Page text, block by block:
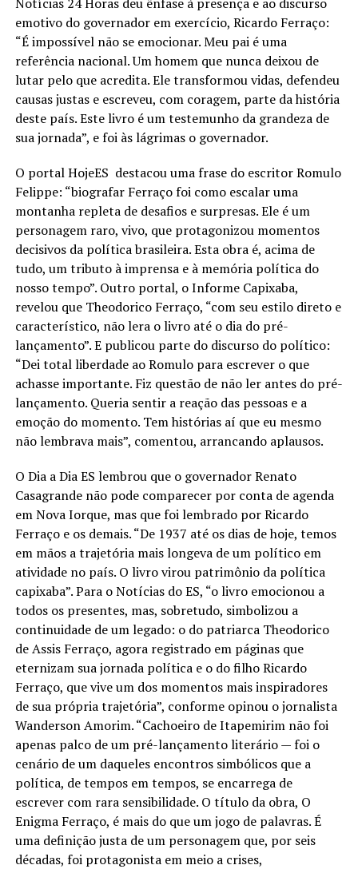
emotivo do governador em exercício, Ricardo Ferraço:
“É impossível não se emocionar. Meu pai é uma
referência nacional. Um homem que nunca deixou de
lutar pelo que acredita. Ele transformou vidas, defendeu
causas justas e escreveu, com coragem, parte da história
deste país. Este livro é um testemunho da grandeza de
sua jornada”, e foi às lágrimas o governador.
O portal HojeES destacou uma frase do escritor Romulo
Felippe: “biografar Ferraço foi como escalar uma
montanha repleta de desafios e surpresas. Ele é um
personagem raro, vivo, que protagonizou momentos
decisivos da política brasileira. Esta obra é, acima de
tudo, um tributo à imprensa e à memória política do
nosso tempo”. Outro portal, o Informe Capixaba,
revelou que Theodorico Ferraço, “com seu estilo direto e
característico, não lera o livro até o dia do pré-
lançamento”. E publicou parte do discurso do político:
“Dei total liberdade ao Romulo para escrever o que
achasse importante. Fiz questão de não ler antes do pré-
lançamento. Queria sentir a reação das pessoas e a
emoção do momento. Tem histórias aí que eu mesmo
não lembrava mais”, comentou, arrancando aplausos.
O Dia a Dia ES lembrou que o governador Renato
Casagrande não pode comparecer por conta de agenda
em Nova Iorque, mas que foi lembrado por Ricardo
Ferraço e os demais. “De 1937 até os dias de hoje, temos
em mãos a trajetória mais longeva de um político em
atividade no país. O livro virou patrimônio da política
capixaba”. Para o Notícias do ES, “o livro emocionou a
todos os presentes, mas, sobretudo, simbolizou a
continuidade de um legado: o do patriarca Theodorico
de Assis Ferraço, agora registrado em páginas que
eternizam sua jornada política e o do filho Ricardo
Ferraço, que vive um dos momentos mais inspiradores
de sua própria trajetória”, conforme opinou o jornalista
Wanderson Amorim. “Cachoeiro de Itapemirim não foi
apenas palco de um pré-lançamento literário — foi o
cenário de um daqueles encontros simbólicos que a
política, de tempos em tempos, se encarrega de
escrever com rara sensibilidade. O título da obra, O
Enigma Ferraço, é mais do que um jogo de palavras. É
uma definição justa de um personagem que, por seis
décadas, foi protagonista em meio a crises,